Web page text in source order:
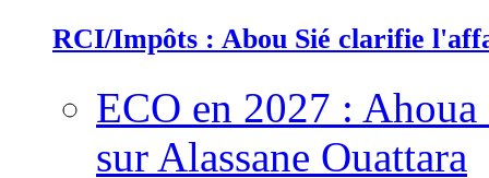
RCI/Impôts : Abou Sié clarifie
ECO en 2027 :
sur Alassane Ouattara